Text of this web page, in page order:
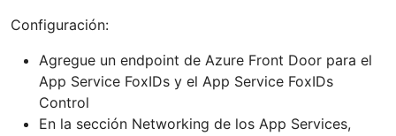
Configuración:
Agregue un endpoint de Azure Front Door para el
App Service FoxIDs y el App Service FoxIDs
Control
En la sección Networking de los App Services,